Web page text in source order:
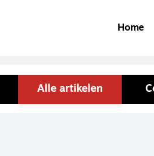
Home
Alle artikelen